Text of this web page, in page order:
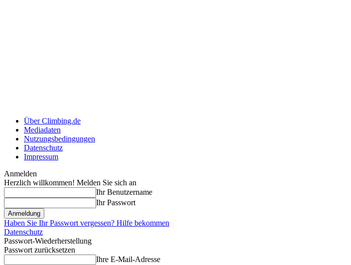
Über Climbing.de
Mediadaten
Nutzungsbedingungen
Datenschutz
Impressum
Anmelden
Herzlich willkommen! Melden Sie sich an
Ihr Benutzername
Ihr Passwort
Haben Sie Ihr Passwort vergessen? Hilfe bekommen
Datenschutz
Passwort-Wiederherstellung
Passwort zurücksetzen
Ihre E-Mail-Adresse